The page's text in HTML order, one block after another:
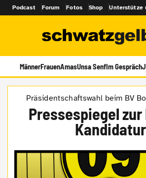
Podcast Forum Fotos Shop Unterstütze
MännerFrauenAmasUnsa SenfIm Gespräch
Präsidentschaftswahl beim BV
Pressespiegel
Kandidatur